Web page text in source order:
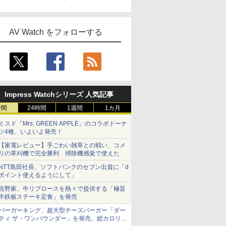
AV Watch をフォローする
Impress Watchシリーズ 人気記事
24時間 1週間 1カ月
スド「Mrs. GREEN APPLE」のコラボドーナ
4種、いよいよ発売！
家電レビュー】手ごわい雑草との戦い、コメ
の草刈機で完全勝利 掃除機感覚で使えた
島田社長、ソフトバンクのセブン出資に「d
イント使えるようにして」
野家、牛リブロースを熱々で提供する「極旨
鉄板ステーキ定食」を発売
ーガーキング、超大型チーズバーガー「ダー
ィ ザ・ワンパウンダー」を発売。総カロリー